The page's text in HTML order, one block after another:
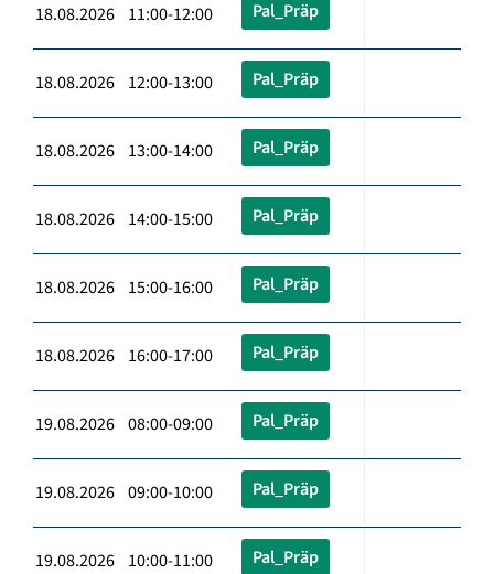
18.08.2026 11:00-12:00 Pal_Präp
18.08.2026 12:00-13:00 Pal_Präp
18.08.2026 13:00-14:00 Pal_Präp
18.08.2026 14:00-15:00 Pal_Präp
18.08.2026 15:00-16:00 Pal_Präp
18.08.2026 16:00-17:00 Pal_Präp
19.08.2026 08:00-09:00 Pal_Präp
19.08.2026 09:00-10:00 Pal_Präp
19.08.2026 10:00-11:00 Pal_Präp